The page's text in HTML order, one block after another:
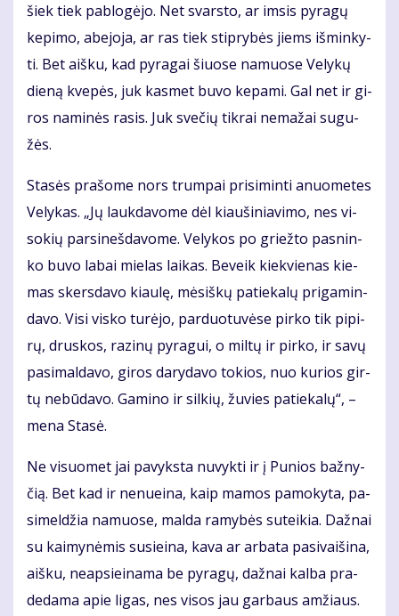
šiek tiek pa­blo­gė­jo. Net svars­to, ar im­sis py­ra­gų
ke­pi­mo, abe­jo­ja, ar ras tiek stip­ry­bės jiems iš­min­ky­
ti. Bet aiš­ku, kad py­ra­gai šiuo­se na­muo­se Ve­ly­kų
die­ną kve­pės, juk kas­met bu­vo ke­pa­mi. Gal net ir gi­
ros na­mi­nės ra­sis. Juk sve­čių tik­rai ne­ma­žai su­gu­
žės.
Sta­sės pra­šo­me nors trum­pai pri­si­min­ti anuo­me­tes
Ve­ly­kas. „Jų lauk­da­vo­me dėl kiau­ši­nia­vi­mo, nes vi­
so­kių par­si­neš­da­vo­me. Ve­ly­kos po griež­to pas­nin­
ko bu­vo la­bai mie­las lai­kas. Be­veik kiek­vie­nas kie­
mas skers­da­vo kiau­lę, mė­siš­kų pa­tie­ka­lų pri­ga­min­
da­vo. Vi­si vis­ko tu­rė­jo, par­duo­tu­vė­se pir­ko tik pi­pi­
rų, drus­kos, ra­zi­nų py­ra­gui, o mil­tų ir pir­ko, ir sa­vų
pa­si­mal­da­vo, gi­ros da­ry­da­vo to­kios, nuo ku­rios gir­
tų ne­bū­da­vo. Ga­mi­no ir sil­kių, žu­vies pa­tie­ka­lų“, –
me­na Sta­sė.
Ne vi­suo­met jai pa­vyks­ta nu­vyk­ti ir į Pu­nios baž­ny­
čią. Bet kad ir ne­nu­ei­na, kaip ma­mos pa­mo­ky­ta, pa­
si­mel­džia na­muo­se, mal­da ra­my­bės su­tei­kia. Daž­nai
su kai­my­nė­mis su­si­ei­na, ka­va ar ar­ba­ta pa­si­vai­ši­na,
aiš­ku, neap­si­ei­na­ma be py­ra­gų, daž­nai kal­ba pra­
de­da­ma apie li­gas, nes vi­sos jau gar­baus am­žiaus.